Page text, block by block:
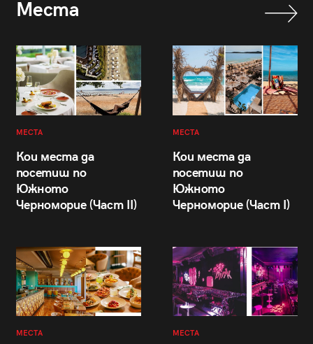
Места
МЕСТА
Кои места да
посетиш по
Южното
Черноморие (Част II)
МЕСТА
Кои места да
посетиш по
Южното
Черноморие (Част I)
МЕСТА МЕСТА